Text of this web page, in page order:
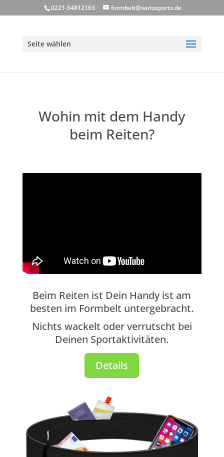
0221-54812163 formbelt@variosports.de
Seite wählen
Wohin mit dem Handy
beim Reiten?
Beim Reiten ist Dein Handy ist am
besten im Formbelt untergebracht.
Nichts wackelt oder verrutscht bei
Deinen Sportaktivitäten.
Details